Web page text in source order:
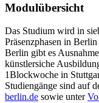
Modulübersicht
Das Studium wird in
Präsenzphasen in
Berlin gibt es
künstlersiche
1Blockwoche in
Studiengänge sind auf
berlin.de sowie unter